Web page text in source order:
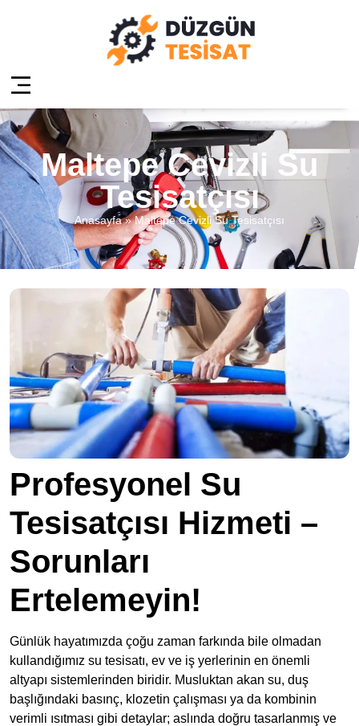
Maltepe Cevizli Su
Tesisatçısı
Anasayfa»Maltepe Cevizli Su Tesisatçısı
Profesyonel Su
Tesisatçısı Hizmeti –
Sorunları
Ertelemeyin!
Günlük hayatımızda çoğu zaman farkında bile olmadan
kullandığımız su tesisatı, ev ve iş yerlerinin en önemli
altyapı sistemlerinden biridir. Musluktan akan su, duş
başlığındaki basınç, klozetin çalışması ya da kombinin
verimli ısıtması gibi detaylar; aslında doğru tasarlanmış ve